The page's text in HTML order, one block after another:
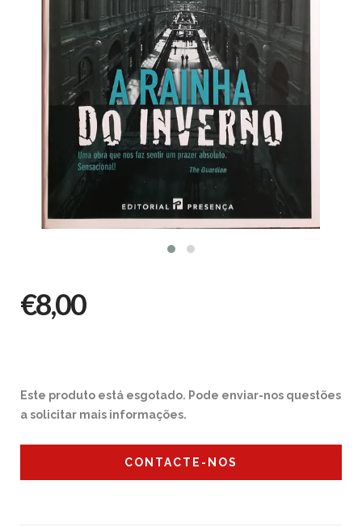
€8,00
Este produto está esgotado. Pode enviar-nos questões
a solicitar mais informações.
CONTACTE-NOS